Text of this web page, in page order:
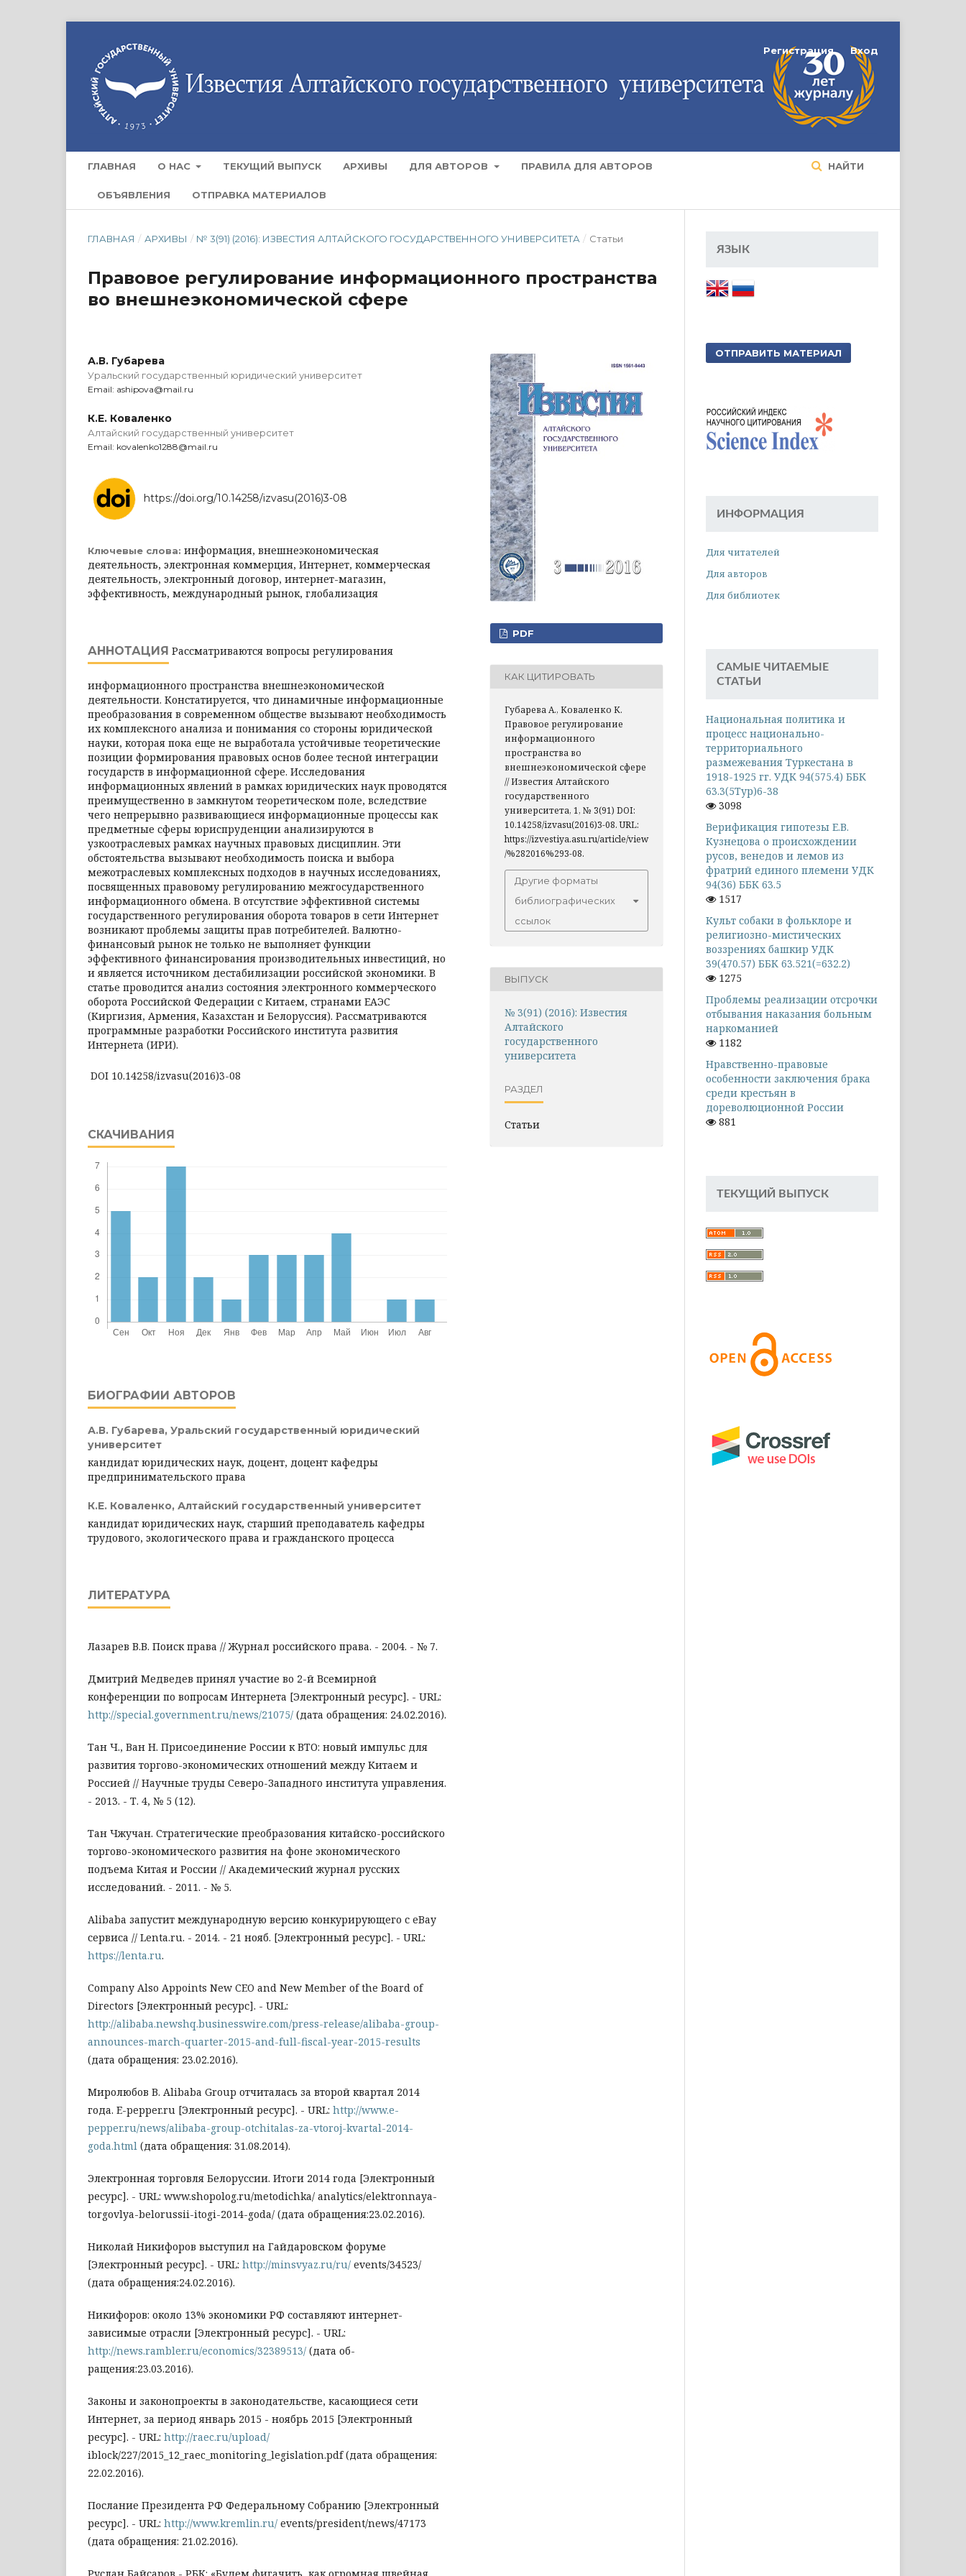
ГЛАВНАЯ О НАС ТЕКУЩИЙ ВЫПУСК АРХИВЫ ДЛЯ АВТОРОВ ПРАВИЛА ДЛЯ АВТОРОВ
ОБЪЯВЛЕНИЯ ОТПРАВКА МАТЕРИАЛОВ
НАЙТИ
Регистрация Вход
ГЛАВНАЯ / АРХИВЫ / № 3(91) (2016): ИЗВЕСТИЯ АЛТАЙСКОГО ГОСУДАРСТВЕННОГО УНИВЕРСИТЕТА / Статьи
Правовое регулирование информационного пространства
во внешнеэкономической сфере
А.В. Губарева
Уральский государственный юридический университет
Email: ashipova@mail.ru
К.Е. Коваленко
Алтайский государственный университет
Email: kovalenko1288@mail.ru
https://doi.org/10.14258/izvasu(2016)3-08
Ключевые слова: информация, внешнеэкономическая
деятельность, электронная коммерция, Интернет, коммерческая
деятельность, электронный договор, интернет-магазин,
эффективность, международный рынок, глобализация
АННОТАЦИЯ Рассматриваются вопросы регулирования
информационного пространства внешнеэкономической
деятельности. Констатируется, что динамичные информационные
преобразования в современном обществе вызывают необходимость
их комплексного анализа и понимания со стороны юридической
науки, которая пока еще не выработала устойчивые теоретические
позиции формирования правовых основ более тесной интеграции
государств в информационной сфере. Исследования
информационных явлений в рамках юридических наук проводятся
преимущественно в замкнутом теоретическом поле, вследствие
чего непрерывно развивающиеся информационные процессы как
предметные сферы юриспруденции анализируются в
узкоотраслевых рамках научных правовых дисциплин. Эти
обстоятельства вызывают необходимость поиска и выбора
межотраслевых комплексных подходов в научных исследованиях,
посвященных правовому регулированию межгосударственного
информационного обмена. В отсутствие эффективной системы
государственного регулирования оборота товаров в сети Интернет
возникают проблемы защиты прав потребителей. Валютно-
финансовый рынок не только не выполняет функции
эффективного финансирования производительных инвестиций, но
и является источником дестабилизации российской экономики. В
статье проводится анализ состояния электронного коммерческого
оборота Российской Федерации с Китаем, странами ЕАЭС
(Киргизия, Армения, Казахстан и Белоруссия). Рассматриваются
программные разработки Российского института развития
Интернета (ИРИ).
DOI 10.14258/izvasu(2016)3-08
СКАЧИВАНИЯ
БИОГРАФИИ АВТОРОВ
А.В. Губарева, Уральский государственный юридический
университет
кандидат юридических наук, доцент, доцент кафедры
предпринимательского права
К.Е. Коваленко, Алтайский государственный университет
кандидат юридических наук, старший преподаватель кафедры
трудового, экологического права и гражданского процесса
ЛИТЕРАТУРА
Лазарев В.В. Поиск права // Журнал российского права. - 2004. - № 7.
Дмитрий Медведев принял участие во 2-й Всемирной
конференции по вопросам Интернета [Электронный ресурс]. - URL:
http://special.government.ru/news/21075/ (дата обращения: 24.02.2016).
Тан Ч., Ван Н. Присоединение России к ВТО: новый импульс для
развития торгово-экономических отношений между Китаем и
Россией // Научные труды Северо-Западного института управления.
- 2013. - Т. 4, № 5 (12).
Тан Чжучан. Стратегические преобразования китайско-российского
торгово-экономического развития на фоне экономического
подъема Китая и России // Академический журнал русских
исследований. - 2011. - № 5.
Alibaba запустит международную версию конкурирующего с eBay
сервиса // Lenta.ru. - 2014. - 21 нояб. [Электронный ресурс]. - URL:
https://lenta.ru.
Company Also Appoints New CEO and New Member of the Board of
Directors [Электронный ресурс]. - URL:
http://alibaba.newshq.businesswire.com/press-release/alibaba-group-
announces-march-quarter-2015-and-full-fiscal-year-2015-results
(дата обращения: 23.02.2016).
Миролюбов В. Alibaba Group отчиталась за второй квартал 2014
года. E-pepper.ru [Электронный ресурс]. - URL: http://www.e-
pepper.ru/news/alibaba-group-otchitalas-za-vtoroj-kvartal-2014-
goda.html (дата обращения: 31.08.2014).
Электронная торговля Белоруссии. Итоги 2014 года [Электронный
ресурс]. - URL: www.shopolog.ru/metodichka/ analytics/elektronnaya-
torgovlya-belorussii-itogi-2014-goda/ (дата обращения:23.02.2016).
Николай Никифоров выступил на Гайдаровском форуме
[Электронный ресурс]. - URL: http://minsvyaz.ru/ru/ events/34523/
(дата обращения:24.02.2016).
Никифоров: около 13% экономики РФ составляют интернет-
зависимые отрасли [Электронный ресурс]. - URL:
http://news.rambler.ru/economics/32389513/ (дата об-
ращения:23.03.2016).
Законы и законопроекты в законодательстве, касающиеся сети
Интернет, за период январь 2015 - ноябрь 2015 [Электронный
ресурс]. - URL: http://raec.ru/upload/
iblock/227/2015_12_raec_monitoring_legislation.pdf (дата обращения:
22.02.2016).
Послание Президента РФ Федеральному Собранию [Электронный
ресурс]. - URL: http://www.kremlin.ru/ events/president/news/47173
(дата обращения: 21.02.2016).
PDF
КАК ЦИТИРОВАТЬ
Губарева А., Коваленко К.
Правовое регулирование
информационного
пространства во
внешнеэкономической сфере
// Известия Алтайского
государственного
университета, 1, № 3(91) DOI:
10.14258/izvasu(2016)3-08. URL:
https://izvestiya.asu.ru/article/view
/%282016%293-08.
Другие форматы
библиографических
ссылок
ВЫПУСК
№ 3(91) (2016): Известия
Алтайского
государственного
университета
РАЗДЕЛ
Статьи
ЯЗЫК
ОТПРАВИТЬ МАТЕРИАЛ
ИНФОРМАЦИЯ
Для читателей
Для авторов
Для библиотек
САМЫЕ ЧИТАЕМЫЕ
СТАТЬИ
Национальная политика и
процесс национально-
территориального
размежевания Туркестана в
1918-1925 гг. УДК 94(575.4) ББК
63.3(5Тур)6-38
3098
Верификация гипотезы Е.В.
Кузнецова о происхождении
русов, венедов и лемов из
фратрий единого племени УДК
94(36) ББК 63.5
1517
Культ собаки в фольклоре и
религиозно-мистических
воззрениях башкир УДК
39(470.57) ББК 63.521(=632.2)
1275
Проблемы реализации отсрочки
отбывания наказания больным
наркоманией
1182
Нравственно-правовые
особенности заключения брака
среди крестьян в
дореволюционной России
881
ТЕКУЩИЙ ВЫПУСК